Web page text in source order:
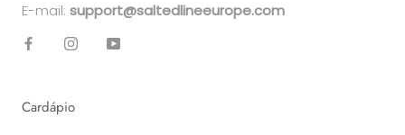
E-mail: support@saltedlineeurope.com
Cardápio